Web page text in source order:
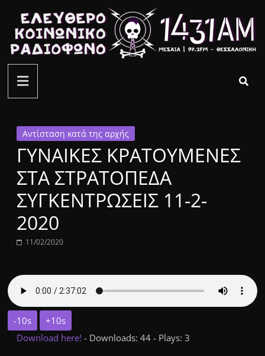
περιεχόμενο
ελεύθερο
κοινωνικό
ραδιόφωνο
1431AM
Αντίσταση κατά της αρχής
ΓΥΝΑΙΚΕΣ ΚΡΑΤΟΥΜΕΝΕΣ
ΣΤΑ ΣΤΡΑΤΟΠΕΔΑ
ΣΥΓΚΕΝΤΡΩΣΕΙΣ 11-2-
2020
11/02/2020
-10s
+10s
Download here!- Downloads: 44 - Plays: 3